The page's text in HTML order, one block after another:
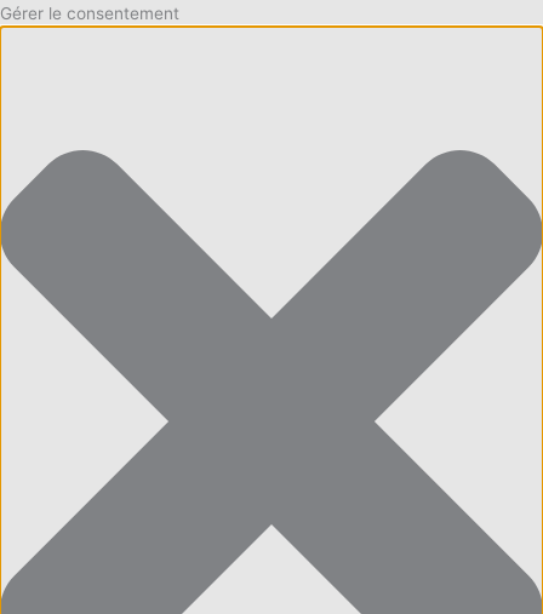
Gérer le consentement